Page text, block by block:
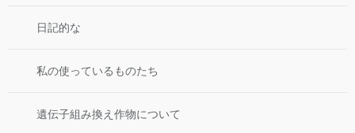
日記的な
私の使っているものたち
遺伝子組み換え作物について